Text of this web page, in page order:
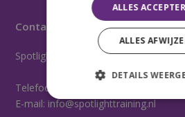
Contactgegevens
Spotlight Training en Ontwikkeling
Telefoon:
E-mail: info@spotlighttraining.nl
ALLES
ALLES
DETAILS